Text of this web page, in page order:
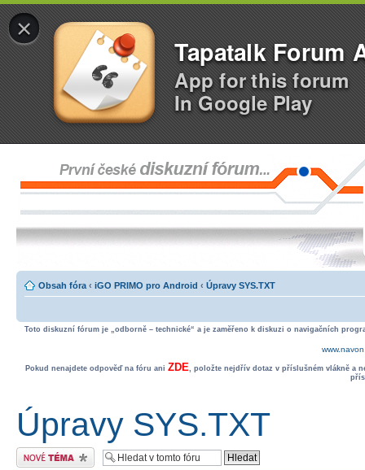
×
Tapatalk Forum
App for this forum
In Google Play
Obsah fóra ‹ iGO PRIMO pro Android ‹ Úpravy SYS.TXT
Toto diskuzní fórum je „odborně – technické“ a je zaměřeno k diskuzi o navigačních
Pokud nenajdete odpověď na fóru ani ZDE, položte nejdřív dotaz v příslušném vlákně a
Úpravy SYS.TXT
Odeslat nové téma